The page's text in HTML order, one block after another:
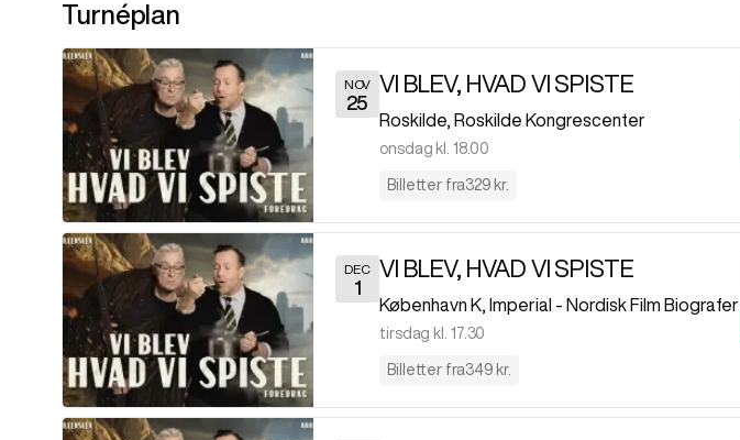
Turnéplan
NOV
25
VI BLEV, HVAD VI SPISTE
Roskilde Roskilde Kongrescenter
onsdag kl. 18.00
Billetter fra329 kr.
DEC
1
VI BLEV, HVAD VI SPISTE
København K Imperial - Nordisk Film Biografer
tirsdag kl. 17.30
Billetter fra349 kr.